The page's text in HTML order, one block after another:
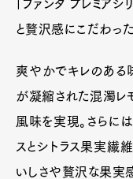
「ファンタ プレミア
と贅沢感にこだわった
爽やかでキレのある
が凝縮された混濁レ
風味を実現。さらに
スとシトラス果実繊
いしさや贅沢な果実